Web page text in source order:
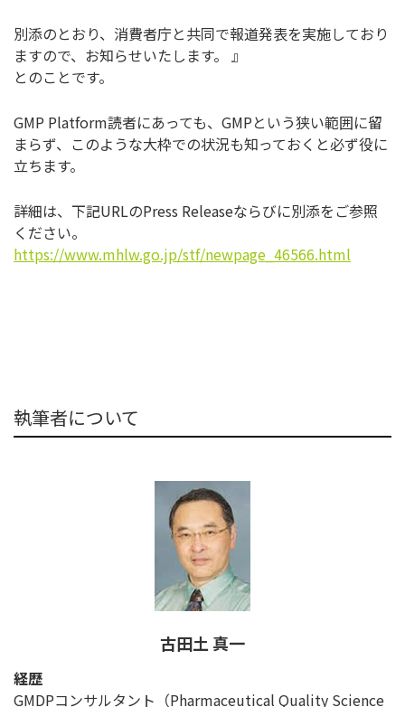
別添のとおり、消費者庁と共同で報道発表を実施しており
ますので、お知らせいたします。 』
とのことです。
GMP Platform読者にあっても、GMPという狭い範囲に留
まらず、このような大枠での状況も知っておくと必ず役に
立ちます。
詳細は、下記URLのPress Releaseならびに別添をご参照
ください。
https://www.mhlw.go.jp/stf/newpage_46566.html
執筆者について
古田土 真一
経歴
GMDPコンサルタント（Pharmaceutical Quality Science